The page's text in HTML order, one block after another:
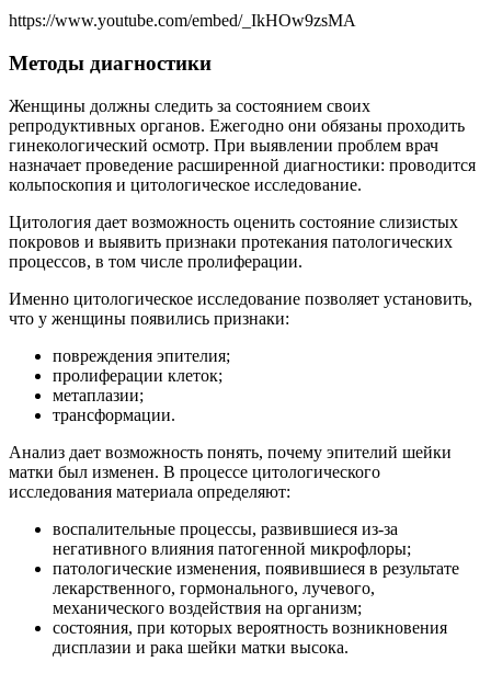
https://www.youtube.com/embed/_IkHOw9zsMA
Методы диагностики
Женщины должны следить за состоянием своих
репродуктивных органов. Ежегодно они обязаны проходить
гинекологический осмотр. При выявлении проблем врач
назначает проведение расширенной диагностики: проводится
кольпоскопия и цитологическое исследование.
Цитология дает возможность оценить состояние слизистых
покровов и выявить признаки протекания патологических
процессов, в том числе пролиферации.
Именно цитологическое исследование позволяет установить,
что у женщины появились признаки:
повреждения эпителия;
пролиферации клеток;
метаплазии;
трансформации.
Анализ дает возможность понять, почему эпителий шейки
матки был изменен. В процессе цитологического
исследования материала определяют:
воспалительные процессы, развившиеся из-за
негативного влияния патогенной микрофлоры;
патологические изменения, появившиеся в результате
лекарственного, гормонального, лучевого,
механического воздействия на организм;
состояния, при которых вероятность возникновения
дисплазии и рака шейки матки высока.